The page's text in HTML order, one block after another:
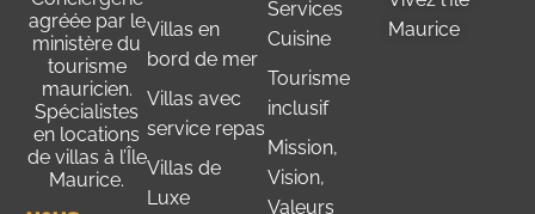
agréée par le
ministère du
tourisme
mauricien.
Spécialistes
en locations
de villas à l’Île
Maurice.
Villas en
bord de mer
Villas avec
service repas
Villas de
Luxe
Services
Cuisine
Tourisme
inclusif
Mission,
Vision,
Valeurs
Maurice